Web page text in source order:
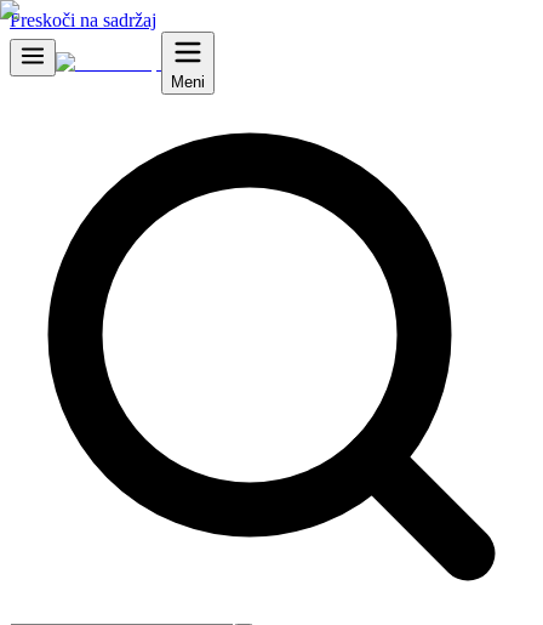
Preskoči na sadržaj
Meni